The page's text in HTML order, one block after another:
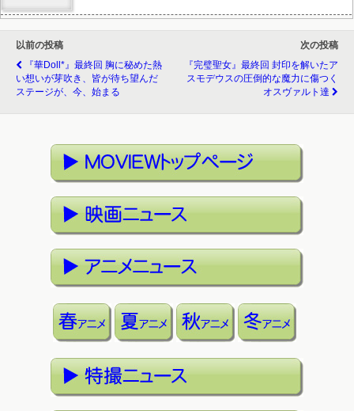
以前の投稿
『華Doll*』最終回 胸に秘めた熱
い想いが芽吹き、皆が待ち望んだ
ステージが、今、始まる
次の投稿
『完璧聖女』最終回 封印を解いたア
スモデウスの圧倒的な魔力に傷つく
オスヴァルト達